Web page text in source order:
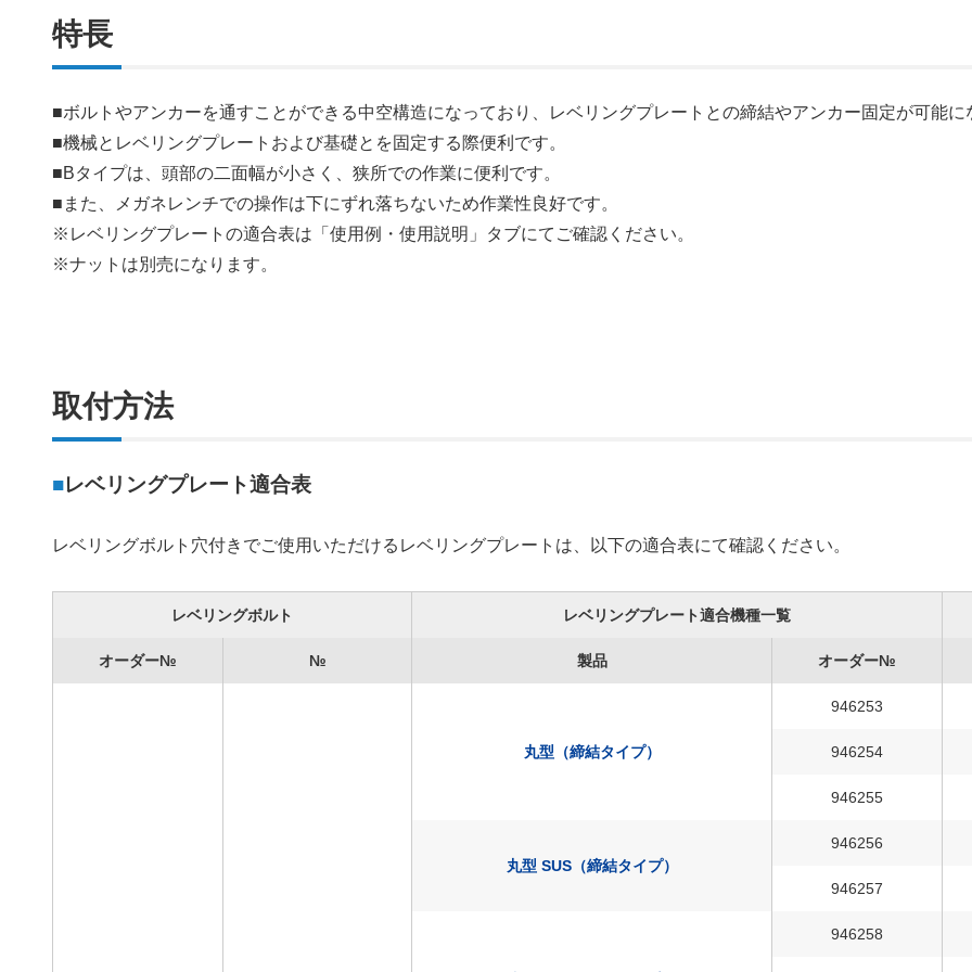
特長
■ボルトやアンカーを通すことができる中空構造になっており、レベリングプレートとの締結やアンカー固定が可能に
■機械とレベリングプレートおよび基礎とを固定する際便利です。
■Bタイプは、頭部の二面幅が小さく、狭所での作業に便利です。
■また、メガネレンチでの操作は下にずれ落ちないため作業性良好です。
※レベリングプレートの適合表は「使用例・使用説明」タブにてご確認ください。
※ナットは別売になります。
取付方法
■レベリングプレート適合表
レベリングボルト穴付きでご使用いただけるレベリングプレートは、以下の適合表にて確認ください。
レベリングボルト レベリングプレート適合機種一覧
オーダー№ № 製品 オーダー№
丸型（締結タイプ）
946253
946254
946255
丸型 SUS（締結タイプ）
946256
946257
946258